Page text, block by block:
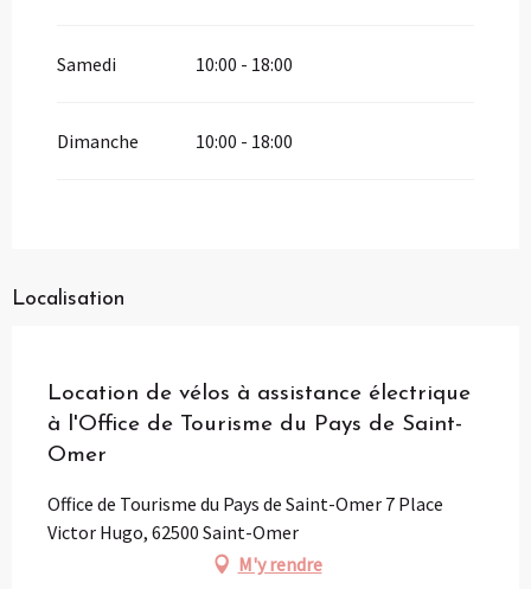
Samedi 10:00 - 18:00
Dimanche 10:00 - 18:00
Localisation
Location de vélos à assistance électrique
à l'Office de Tourisme du Pays de Saint-
Omer
Office de Tourisme du Pays de Saint-Omer 7 Place
Victor Hugo, 62500 Saint-Omer
M'y rendre